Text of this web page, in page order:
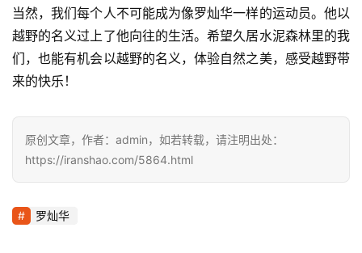
当然，我们每个人不可能成为像罗灿华一样的运动员。他以
越野的名义过上了他向往的生活。希望久居水泥森林里的我
们，也能有机会以越野的名义，体验自然之美，感受越野带
来的快乐！
原创文章，作者：admin，如若转载，请注明出处：
https://iranshao.com/5864.html
罗灿华